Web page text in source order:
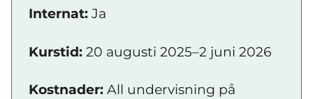
Internat: Ja
Kurstid: 20 augusti 2025–2 juni 2026
Kostnader: All undervisning på